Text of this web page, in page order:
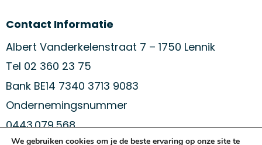
Contact Informatie
Albert Vanderkelenstraat 7 – 1750 Lennik
Tel 02 360 23 75
Bank BE14 7340 3713 9083
Ondernemingsnummer
0443.079.568
We gebruiken cookies om je de beste ervaring op onze site te